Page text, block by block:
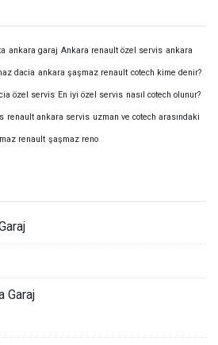
ankara garaj Ankara renault özel servis ankara
dacia ankara şaşmaz renault cotech kime denir?
özel servis En iyi özel servis nasıl cotech olunur?
renault ankara servis uzman ve cotech arasındaki
renault şaşmaz reno
Garaj